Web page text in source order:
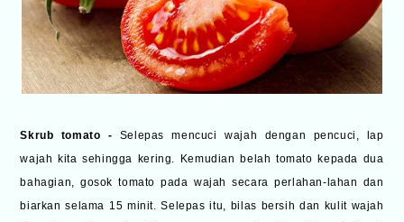
Skrub tomato - Selepas mencuci wajah dengan pencuci, lap
wajah kita sehingga kering. Kemudian belah tomato kepada dua
bahagian, gosok tomato pada wajah secara perlahan-lahan dan
biarkan selama 15 minit. Selepas itu, bilas bersih dan kulit wajah